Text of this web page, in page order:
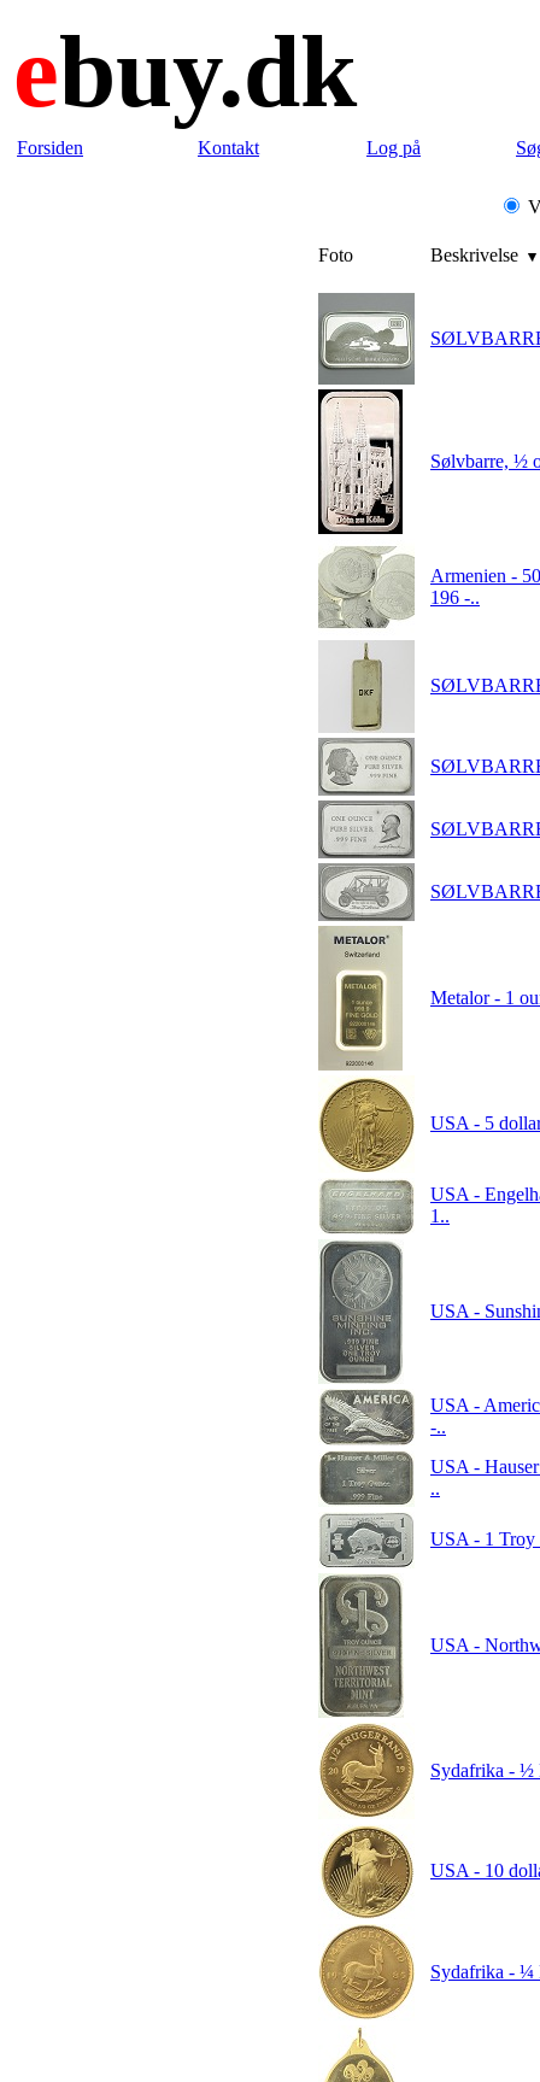
ebuy.dk
Forsiden Kontakt Log på
Foto Beskrivelse
Sølvbarre, ½
Armenien -
196 -..
Metalor - 1
USA - 5
USA -
1..
USA -
USA -
-..
USA -
..
USA - 1 Troy
USA -
Sydafrika - ½
USA - 10
Sydafrika - ¼